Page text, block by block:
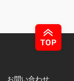
お問い合わせ